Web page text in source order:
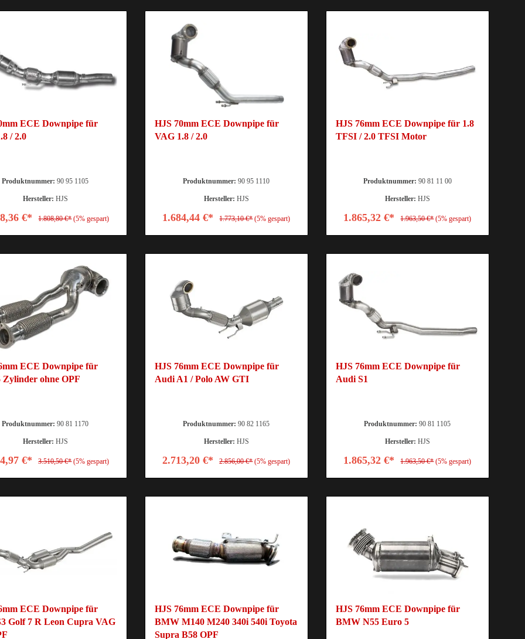
ECE Downpipe für
/ 2.0
Produktnummer:90 95 1105
Hersteller: HJS
€* 1.808,80 €* (5% gespart)
HJS 70mm ECE Downpipe für
VAG 1.8 / 2.0
Produktnummer:90 95 1110
Hersteller: HJS
1.684,44 €* 1.773,10 €* (5% gespart)
HJS 76mm ECE Downpipe für 1.8
TFSI / 2.0 TFSI Motor
Produktnummer: 90 81 11 00
Hersteller: HJS
1.865,32 €* 1.963,50 €* (5% gespart)
ECE Downpipe für
Zylinder ohne OPF
Produktnummer:90 81 1170
Hersteller: HJS
€* 3.510,50 €* (5% gespart)
HJS 76mm ECE Downpipe für
Audi A1 / Polo AW GTI
Produktnummer:90 82 1165
Hersteller: HJS
2.713,20 €* 2.856,00 €* (5% gespart)
HJS 76mm ECE Downpipe für
Audi S1
Produktnummer:90 81 1105
Hersteller: HJS
1.865,32 €* 1.963,50 €* (5% gespart)
ECE Downpipe für
Golf 7 R Leon Cupra VAG
HJS 76mm ECE Downpipe für
BMW M140 M240 340i 540i Toyota
Supra B58 OPF
HJS 76mm ECE Downpipe für
BMW N55 Euro 5